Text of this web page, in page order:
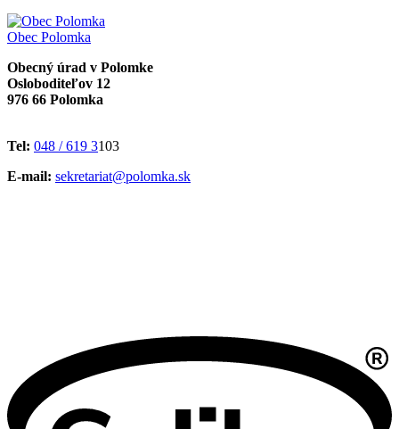
Obec Polomka
Obecný úrad v Polomke
Osloboditeľov 12
976 66 Polomka
Tel: 048 / 619 3103
E-mail: sekretariat@polomka.sk